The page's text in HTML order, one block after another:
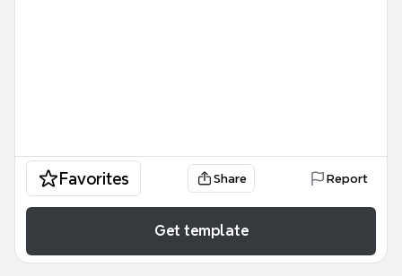
Favorites Share Report
Get template